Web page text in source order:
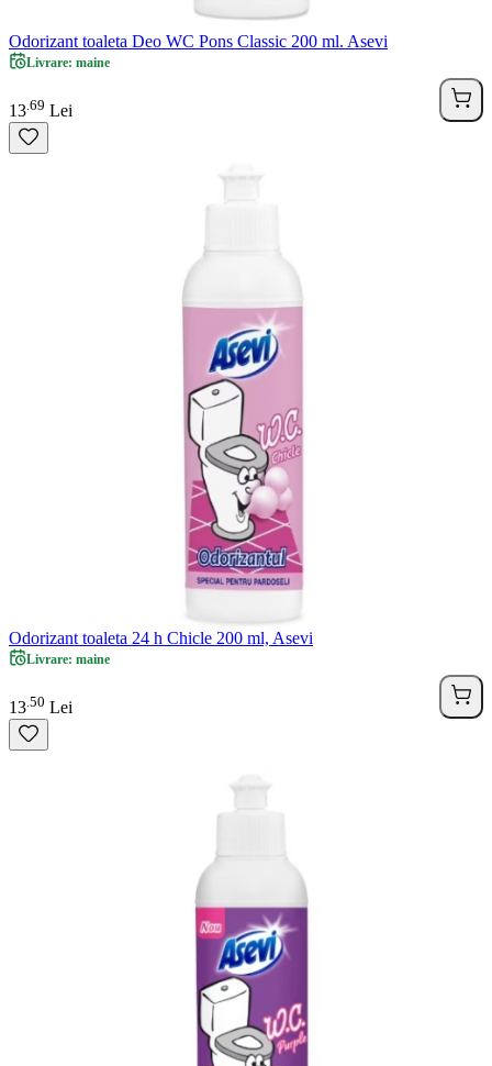
Odorizant toaleta Deo WC Pons Classic 200 ml. Asevi
Livrare: maine
13 69 Lei
Odorizant toaleta 24 h Chicle 200 ml, Asevi
Livrare: maine
13 50 Lei